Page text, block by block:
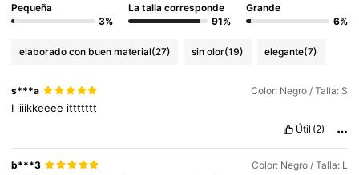
1.6M Seguidores
Pequeña
3%
La talla corresponde
91%
Grande
6%
elaborado con buen material(27) sin olor(19) elegante(7)
s***a Color: Negro / Talla: S
I liiikkeeee ittttttt
Útil (2)
b***3 Color: Negro / Talla: L